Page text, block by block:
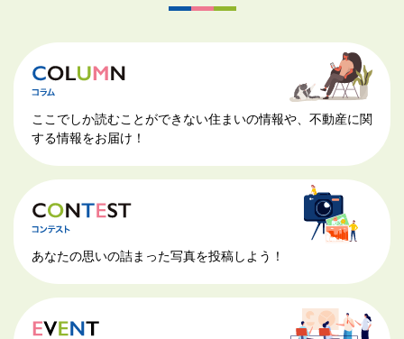
ここでしか読むことができない住まいの情報や、不動産に関
する情報をお届け！
あなたの思いの詰まった写真を投稿しよう！